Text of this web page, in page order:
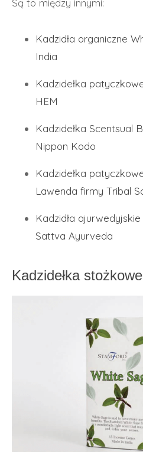
Są to między innymi:
Kadzidła organiczne
India
Kadzidełka
HEM
Kadzidełka Scentsual
Nippon Kodo
Kadzidełka
Lawenda firmy Tribal
Kadzidła ajurwedyjskie
Sattva Ayurveda
Kadzidełka stożkowe